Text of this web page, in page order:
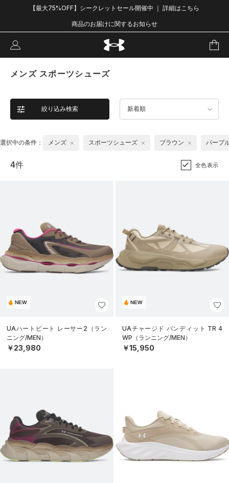
【最大75%OFF】シークレットセール開催中 ｜ 詳細はこちら
商品のお届けに関するお知らせ
メンズ スポーツシューズ
絞り込み検索 新着順
選択中の条件： メンズ スポーツシューズ ブラウン パープ
4件 全色表示
NEW
UAハートビート レーサー2（ラン
ニング/MEN）
￥23,980
NEW
UAチャージド バンディット TR 4
WP（ランニング/MEN）
￥15,950